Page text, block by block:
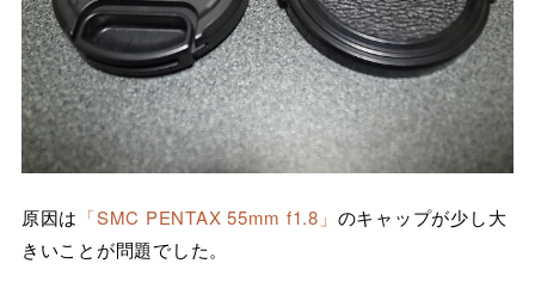
原因は 「SMC PENTAX 55mm f1.8」 のキャップが少し大
きいことが問題でした。